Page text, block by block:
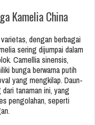
Kamelia China
dengan berbagai
sering dijumpai dalam
Camellia sinensis,
bunga berwarna putih
yang mengkilap. Daun-
tanaman ini, yang
pengolahan, seperti